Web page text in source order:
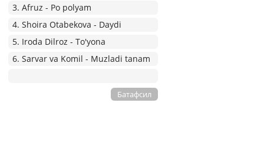
3. Afruz - Po polyam
4. Shoira Otabekova - Daydi
5. Iroda Dilroz - To'yona
6. Sarvar va Komil - Muzladi tanam
Батафсил